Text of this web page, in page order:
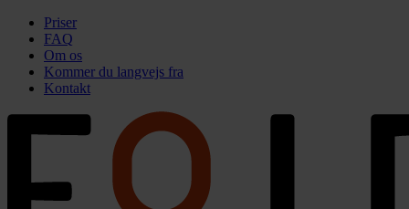
Priser
FAQ
Om os
Kommer du langvejs fra
Kontakt